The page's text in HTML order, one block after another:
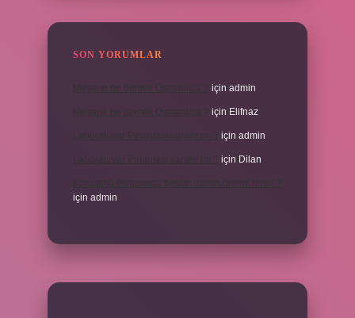
SON YORUMLAR
için admin
için Elifnaz
için admin
için Dilan
için admin